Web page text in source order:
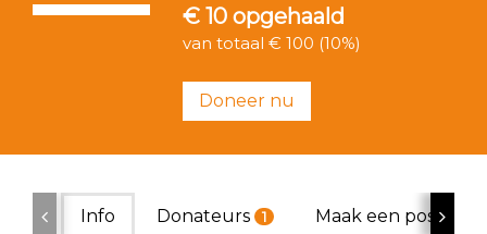
€ 10 opgehaald
van totaal € 100 (10%)
Doneer nu
Info Donateurs 1 Maak een poster